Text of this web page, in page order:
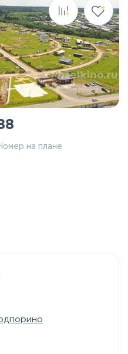
на плане